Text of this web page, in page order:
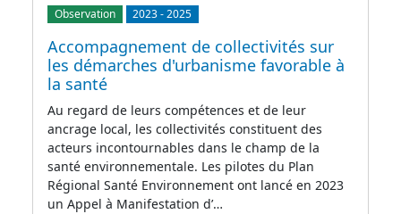
Observation 2023-2025
Accompagnement de collectivités sur
les démarches d'urbanisme favorable à
la santé
Au regard de leurs compétences et de leur
ancrage local, les collectivités constituent des
acteurs incontournables dans le champ de la
santé environnementale. Les pilotes du Plan
Régional Santé Environnement ont lancé en 2023
un Appel à Manifestation d’…